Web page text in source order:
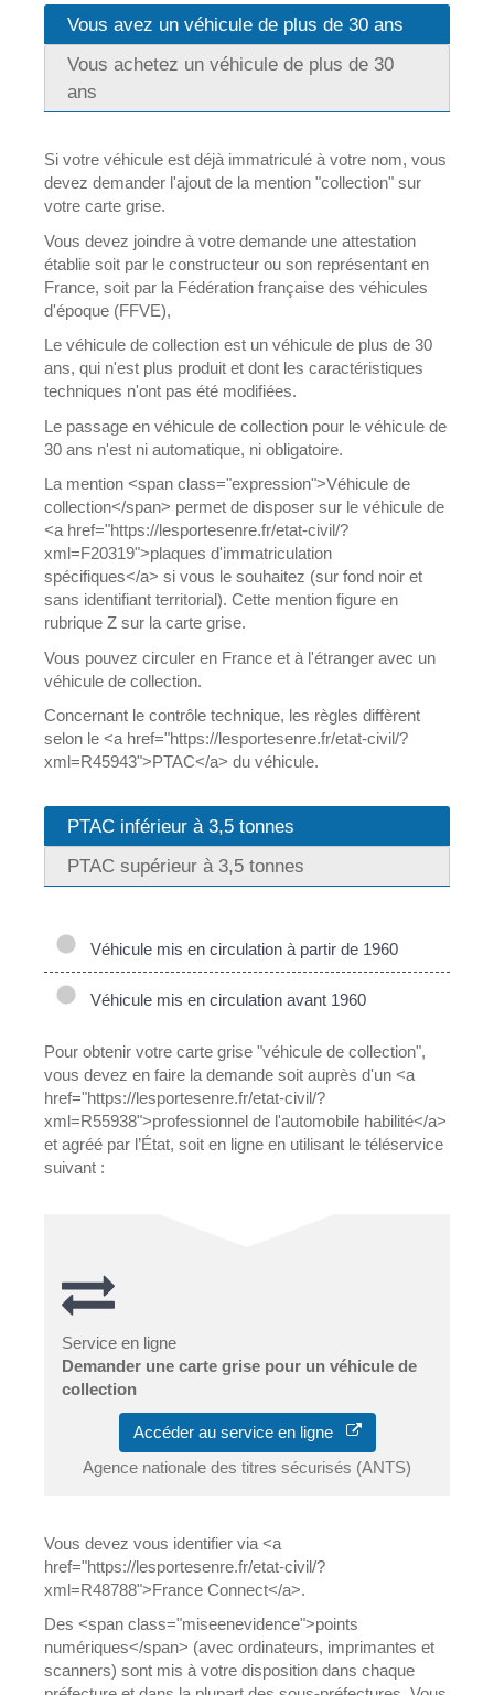
Vous avez un véhicule de plus de 30 ans
Vous achetez un véhicule de plus de 30
ans
Si votre véhicule est déjà immatriculé à votre nom, vous
devez demander l'ajout de la mention "collection" sur
votre carte grise.
Vous devez joindre à votre demande une attestation
établie soit par le constructeur ou son représentant en
France, soit par la Fédération française des véhicules
d'époque (FFVE),
Le véhicule de collection est un véhicule de plus de 30
ans, qui n'est plus produit et dont les caractéristiques
techniques n'ont pas été modifiées.
Le passage en véhicule de collection pour le véhicule de
30 ans n'est ni automatique, ni obligatoire.
La mention <span class="expression">Véhicule de
collection</span> permet de disposer sur le véhicule de
<a href="https://lesportesenre.fr/etat-civil/?
xml=F20319">plaques d'immatriculation
spécifiques</a> si vous le souhaitez (sur fond noir et
sans identifiant territorial). Cette mention figure en
rubrique Z sur la carte grise.
Vous pouvez circuler en France et à l'étranger avec un
véhicule de collection.
Concernant le contrôle technique, les règles diffèrent
selon le <a href="https://lesportesenre.fr/etat-civil/?
xml=R45943">PTAC</a> du véhicule.
PTAC inférieur à 3,5 tonnes
PTAC supérieur à 3,5 tonnes
Véhicule mis en circulation à partir de 1960
Véhicule mis en circulation avant 1960
Pour obtenir votre carte grise "véhicule de collection",
vous devez en faire la demande soit auprès d'un <a
href="https://lesportesenre.fr/etat-civil/?
xml=R55938">professionnel de l'automobile habilité</a>
et agréé par l’État, soit en ligne en utilisant le téléservice
suivant :
Service en ligne
Demander une carte grise pour un véhicule de
collection
Accéder au service en ligne
Agence nationale des titres sécurisés (ANTS)
Vous devez vous identifier via <a
href="https://lesportesenre.fr/etat-civil/?
xml=R48788">France Connect</a>.
Des <span class="miseenevidence">points
numériques</span> (avec ordinateurs, imprimantes et
scanners) sont mis à votre disposition dans chaque